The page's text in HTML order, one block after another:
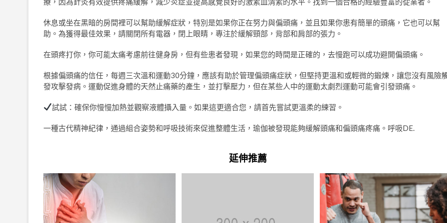
休息或坐在黑暗的房間裡可以幫助緩解症狀，特別是如果你正在努力與偏頭痛，並且如果你患有簡單的頭痛，它也可以幫
助。為獲得最佳效果，請關閉所有電器，閉上眼睛，專注於緩解頸部，背部和肩部的張力。
在頭疼打你，你可能太痛考慮前往健身房，但有些患者發現，如果您的時間是正確的，去慢跑可以成功避開偏頭痛。
根據偏頭痛的信任，每週三次溫和運動30分鐘，應該有助於管理偏頭痛症狀，但堅持更溫和或輕微的鍛煉，讓您沒有風險
發攻擊發病。運動促進身體的天然止痛藥的產生，並打擊壓力，但在某些人中的運動太劇烈運動可能會引發頭痛。
試試：確保你慢慢加熱並觀察液體攝入量。如果這更適合您，請首先嘗試更溫柔的練習。
一種古代精神紀律，通過組合姿勢和呼吸技術來促進整體生活，瑜伽被發現能夠緩解頭痛和偏頭痛疼痛。呼吸DE.
延伸推薦